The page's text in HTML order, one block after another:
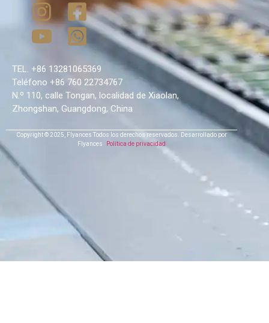
TEL. +86 13281065369
Teléfono +86 760 22734767
N.º 110, calle Tongan, localidad de Xiaolan,
Zhongshan, Guangdong, China
Copyright © 2025, Flyances Todos los derechos reservados. Desarrollado por
Flyances
Política de privacidad